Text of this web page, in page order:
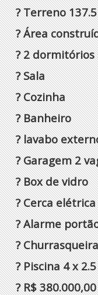
? Terreno 137.5
? Área
? 2
? Sala
? Cozinha
? Banheiro
? lavabo
? Garagem 2
? Box de vidro
? Cerca elétrica
? Alarme
? Churrasqueira
? Piscina 4 x 2.5
? R$ 380.000,00